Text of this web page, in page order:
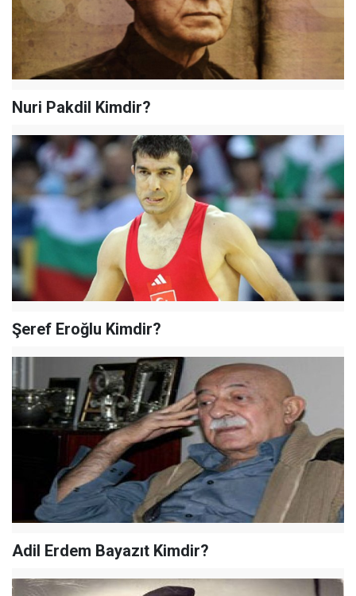
Nuri Pakdil Kimdir?
Şeref Eroğlu Kimdir?
Adil Erdem Bayazıt Kimdir?